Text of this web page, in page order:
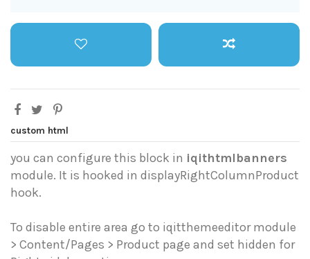
custom html
you can configure this block in iqithtmlbanners
module. It is hooked in displayRightColumnProduct
hook.
To disable entire area go to iqitthemeeditor module
> Content/Pages > Product page and set hidden for